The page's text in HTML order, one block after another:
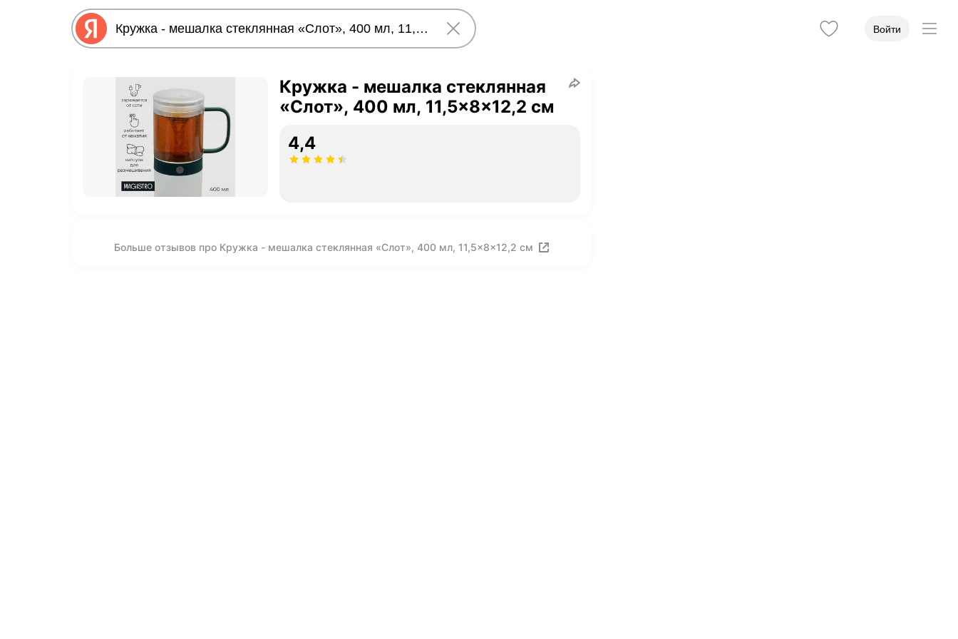
Войти
Кружка - мешалка стеклянная
«Слот», 400 мл, 11,5×8×12,2 см
4,4
Больше отзывов про Кружка - мешалка стеклянная «Слот», 400 мл, 11,5×8×12,2 см